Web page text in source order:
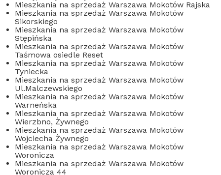
Mieszkania na sprzedaż Warszawa Mokotów Rajska
Mieszkania na sprzedaż Warszawa Mokotów
Sikorskiego
Mieszkania na sprzedaż Warszawa Mokotów
Stępińska
Mieszkania na sprzedaż Warszawa Mokotów
Taśmowa osiedle Reset
Mieszkania na sprzedaż Warszawa Mokotów
Tyniecka
Mieszkania na sprzedaż Warszawa Mokotów
Ul.Malczewskiego
Mieszkania na sprzedaż Warszawa Mokotów
Warneńska
Mieszkania na sprzedaż Warszawa Mokotów
Wierzbno, Żywnego
Mieszkania na sprzedaż Warszawa Mokotów
Wojciecha Żywnego
Mieszkania na sprzedaż Warszawa Mokotów
Woronicza
Mieszkania na sprzedaż Warszawa Mokotów
Woronicza 44